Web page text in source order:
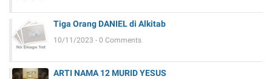
Tiga Orang DANIEL di Alkitab
10/11/2023 - 0 Comments
ARTI NAMA 12 MURID YESUS